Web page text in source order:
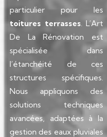
particulier pour les
toitures terrasses . L’Art
De La Rénovation est
spécialisée dans
l’étanchéité de ces
structures spécifiques.
Nous appliquons des
solutions techniques
avancées, adaptées à la
gestion des eaux pluviales